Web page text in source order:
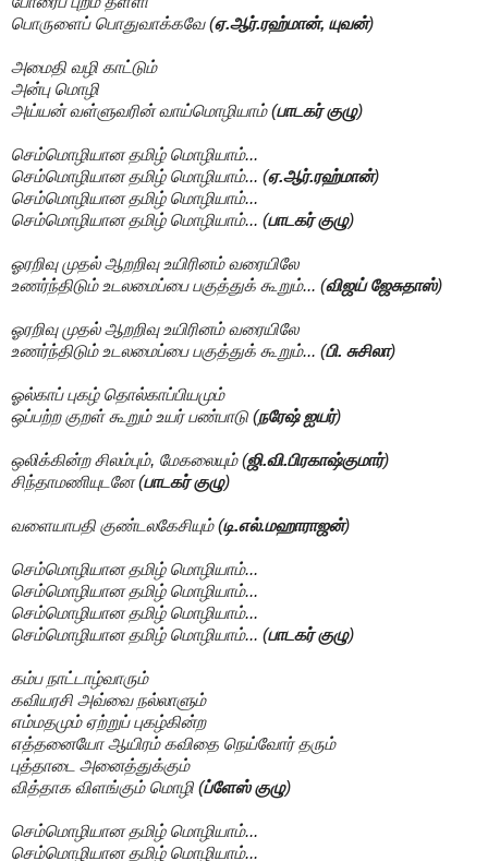
பொருளைப் பொதுவாக்கவே (ஏ.ஆர்.ரஹ்மான், யுவன்)
அமைதி வழி காட்டும்
அன்பு மொழி
அய்யன் வள்ளுவரின் வாய்மொழியாம் (பாடகர் குழு)
செம்மொழியான தமிழ் மொழியாம்...
செம்மொழியான தமிழ் மொழியாம்... (ஏ.ஆர்.ரஹ்மான்)
செம்மொழியான தமிழ் மொழியாம்...
செம்மொழியான தமிழ் மொழியாம்... (பாடகர் குழு)
ஓரறிவு முதல் ஆறறிவு உயிரினம் வரையிலே
உணர்ந்திடும் உடலமைப்பை பகுத்துக் கூறும்... (விஜய் ஜேசுதாஸ்)
ஓரறிவு முதல் ஆறறிவு உயிரினம் வரையிலே
உணர்ந்திடும் உடலமைப்பை பகுத்துக் கூறும்... (பி. சுசிலா)
ஓல்காப் புகழ் தொல்காப்பியமும்
ஒப்பற்ற குறள் கூறும் உயர் பண்பாடு (நரேஷ் ஐயர்)
ஒலிக்கின்ற சிலம்பும், மேகலையும் (ஜி.வி.பிரகாஷ்குமார்)
சிந்தாமணியுடனே (பாடகர் குழு)
வளையாபதி குண்டலகேசியும் (டி.எல்.மஹாராஜன்)
செம்மொழியான தமிழ் மொழியாம்...
செம்மொழியான தமிழ் மொழியாம்...
செம்மொழியான தமிழ் மொழியாம்...
செம்மொழியான தமிழ் மொழியாம்... (பாடகர் குழு)
கம்ப நாட்டாழ்வாரும்
கவியரசி அவ்வை நல்லாளும்
எம்மதமும் ஏற்றுப் புகழ்கின்ற
எத்தனையோ ஆயிரம் கவிதை நெய்வோர் தரும்
புத்தாடை அனைத்துக்கும்
வித்தாக விளங்கும் மொழி (ப்ளேஸ் குழு)
செம்மொழியான தமிழ் மொழியாம்...
செம்மொழியான தமிழ் மொழியாம்...